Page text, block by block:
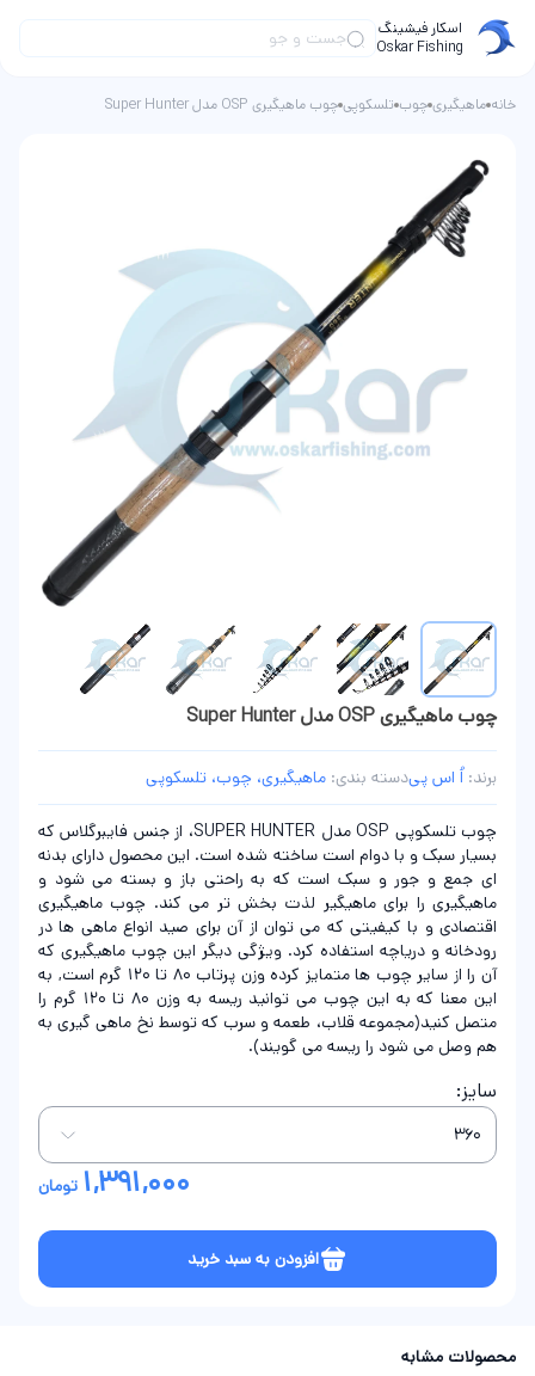
اسکار فیشینگ
Oskar Fishing
خانه ماهیگیری چوب تلسکوپی چوب ماهیگیری OSP مدل Super Hunter
چوب ماهیگیری OSP مدل Super Hunter
برند: اُ اس پیدسته بندی: ماهیگیری، چوب، تلسکوپی
چوب تلسکوپی OSP مدل SUPER HUNTER، از جنس فایبرگلاس که
بسیار سبک و با دوام است ساخته شده است. این محصول دارای بدنه
ای جمع و جور و سبک است که به راحتی باز و بسته می شود و
ماهیگیری را برای ماهیگیر لذت بخش تر می کند. چوب ماهیگیری
اقتصادی و با کیفیتی که می توان از آن برای صید انواع ماهی ها در
رودخانه و دریاچه استفاده کرد. ویژگی دیگر این چوب ماهیگیری که
آن را از سایر چوب ها متمایز کرده وزن پرتاب 80 تا 120 گرم است, به
این معنا که به این چوب می توانید ریسه به وزن 80 تا 120 گرم را
متصل کنید(مجموعه قلاب، طعمه و سرب که توسط نخ ماهی گیری به
هم وصل می شود را ریسه می گویند).
سایز:
1,391,000 تومان
افزودن به سبد خرید
محصولات مشابه